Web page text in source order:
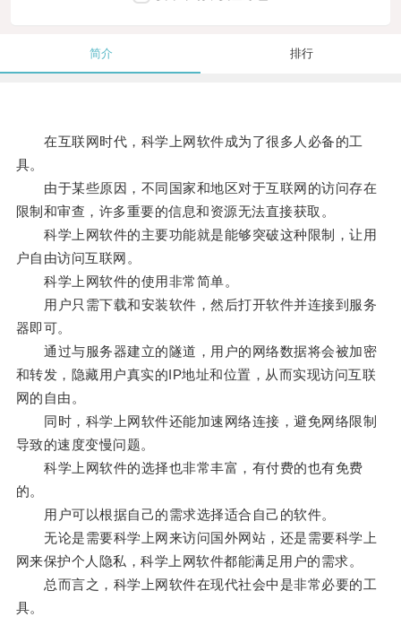
简介 排行
在互联网时代，科学上网软件成为了很多人必备的工
具。
由于某些原因，不同国家和地区对于互联网的访问存在
限制和审查，许多重要的信息和资源无法直接获取。
科学上网软件的主要功能就是能够突破这种限制，让用
户自由访问互联网。
科学上网软件的使用非常简单。
用户只需下载和安装软件，然后打开软件并连接到服务
器即可。
通过与服务器建立的隧道，用户的网络数据将会被加密
和转发，隐藏用户真实的IP地址和位置，从而实现访问互联
网的自由。
同时，科学上网软件还能加速网络连接，避免网络限制
导致的速度变慢问题。
科学上网软件的选择也非常丰富，有付费的也有免费
的。
用户可以根据自己的需求选择适合自己的软件。
无论是需要科学上网来访问国外网站，还是需要科学上
网来保护个人隐私，科学上网软件都能满足用户的需求。
总而言之，科学上网软件在现代社会中是非常必要的工
具。